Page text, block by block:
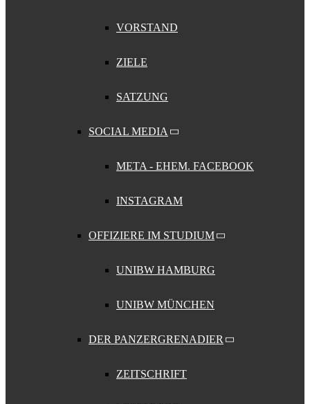
VORSTAND
ZIELE
SATZUNG
SOCIAL MEDIA
META - EHEM. FACEBOOK
INSTAGRAM
OFFIZIERE IM STUDIUM
UNIBW HAMBURG
UNIBW MÜNCHEN
DER PANZERGRENADIER
ZEITSCHRIFT